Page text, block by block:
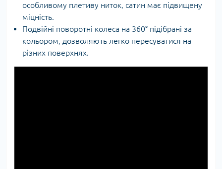
особливому плетиву ниток, сатин має підвищену
міцність.
Подвійні поворотні колеса на 360° підібрані за
кольором, дозволяють легко пересуватися на
різних поверхнях.